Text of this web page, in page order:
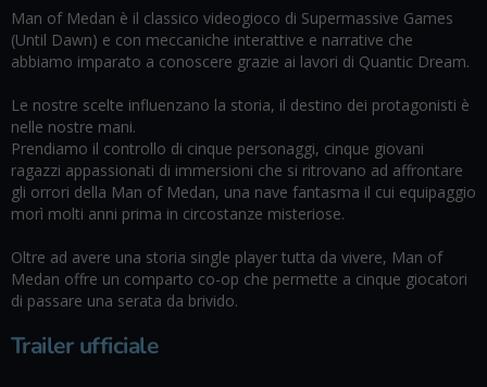
Man of Medan è il classico videogioco di Supermassive Games
(Until Dawn) e con meccaniche interattive e narrative che
abbiamo imparato a conoscere grazie ai lavori di Quantic Dream.
Le nostre scelte influenzano la storia, il destino dei protagonisti è
nelle nostre mani.
Prendiamo il controllo di cinque personaggi, cinque giovani
ragazzi appassionati di immersioni che si ritrovano ad affrontare
gli orrori della Man of Medan, una nave fantasma il cui equipaggio
morì molti anni prima in circostanze misteriose.
Oltre ad avere una storia single player tutta da vivere, Man of
Medan offre un comparto co-op che permette a cinque giocatori
di passare una serata da brivido.
Trailer ufficiale